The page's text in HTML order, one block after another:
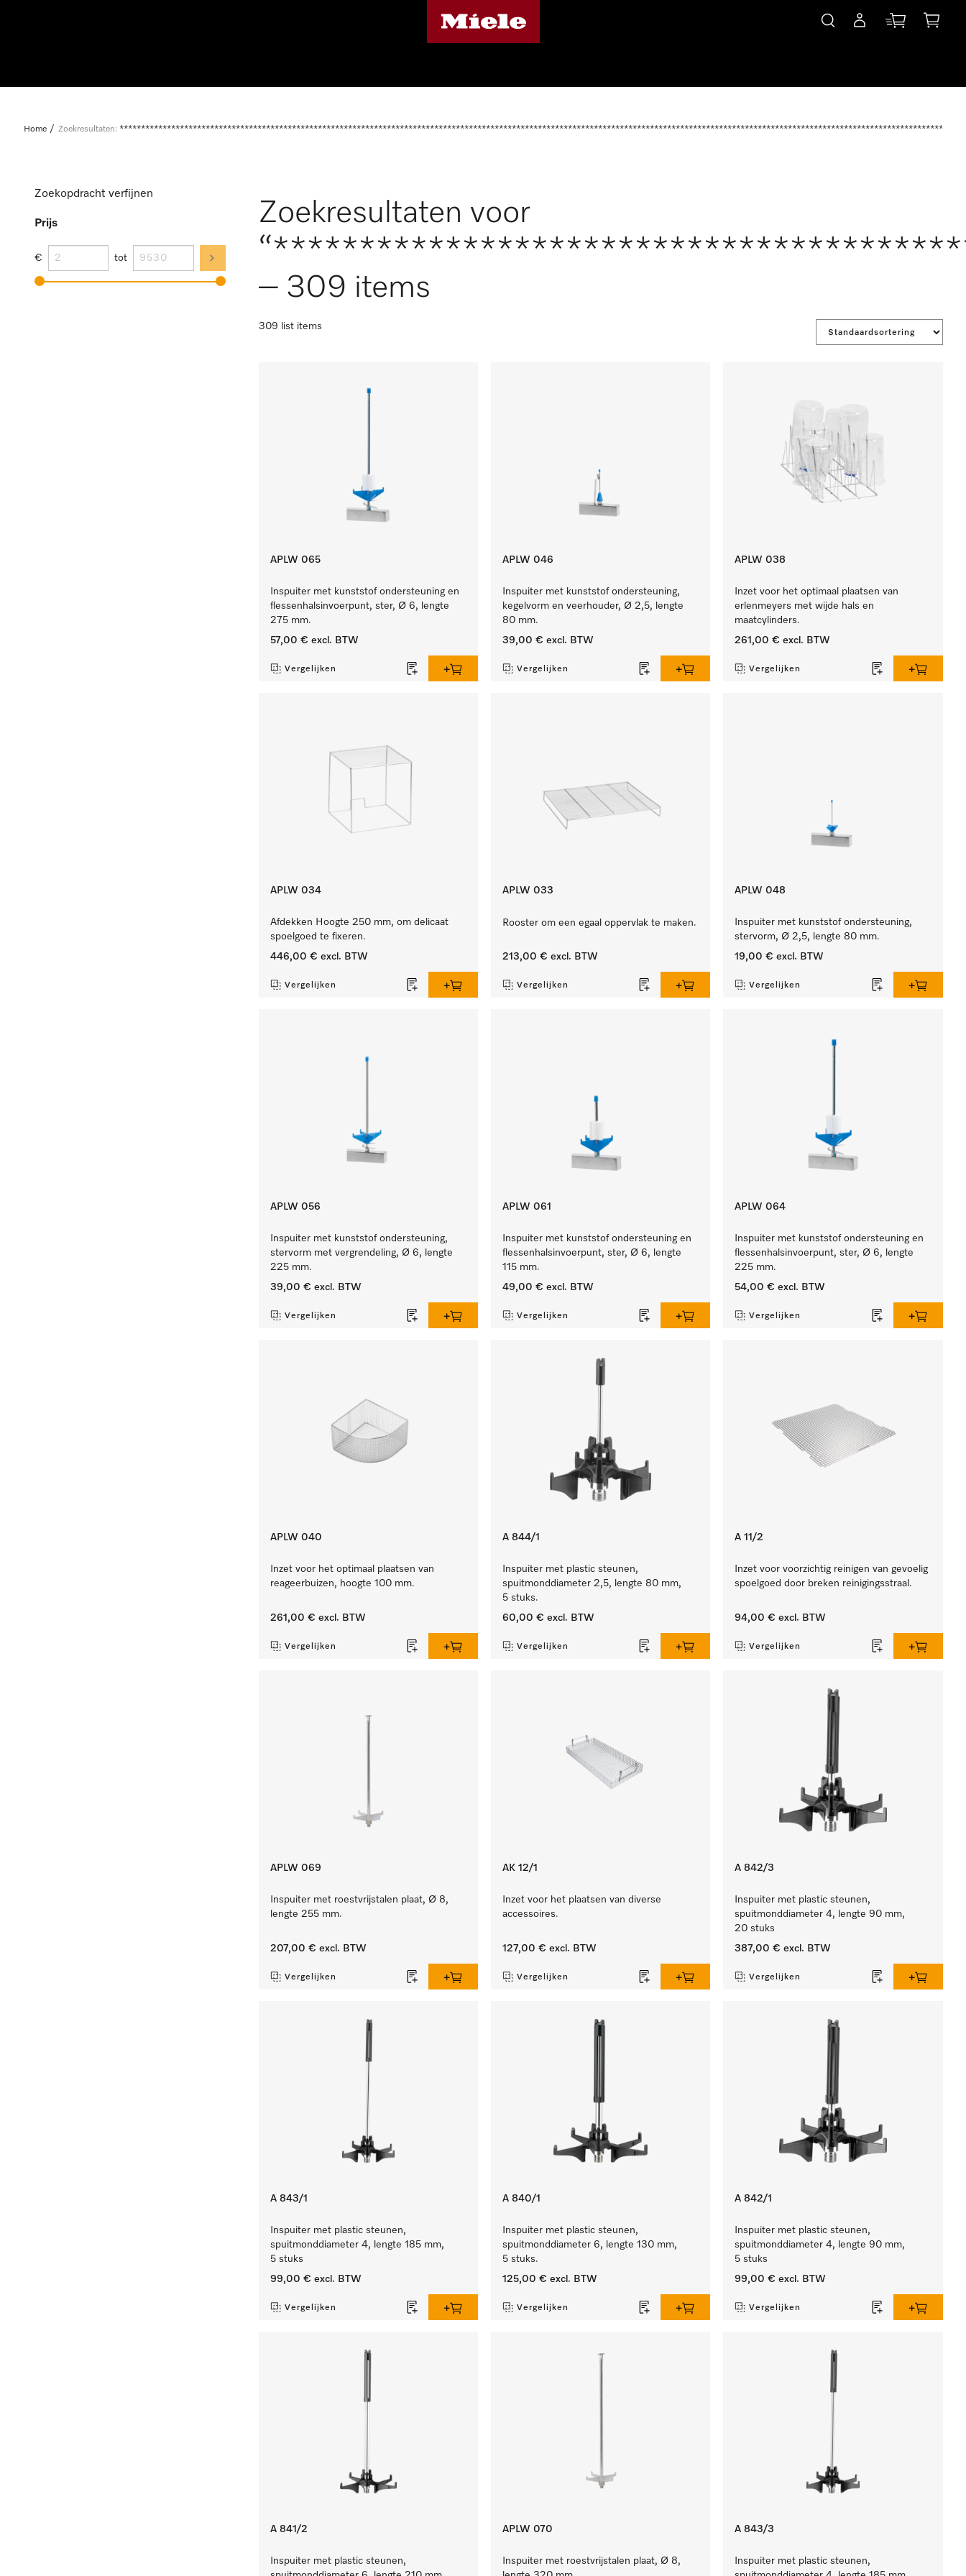
Home Zoekresultaten:
Zoekopdracht verfijnen
Prijs
€ tot
Zoekresultaten voor
– 309 items
309 list items
APLW 065
Inspuiter met kunststof ondersteuning en
flessenhalsinvoerpunt, ster, Ø 6, lengte
275 mm.
57,00 € excl. BTW
Vergelijken
APLW 046
Inspuiter met kunststof ondersteuning,
kegelvorm en veerhouder, Ø 2,5, lengte
80 mm.
39,00 € excl. BTW
Vergelijken
APLW 038
Inzet voor het optimaal plaatsen van
erlenmeyers met wijde hals en
maatcylinders.
261,00 € excl. BTW
Vergelijken
APLW 034
Afdekken Hoogte 250 mm, om delicaat
spoelgoed te fixeren.
446,00 € excl. BTW
Vergelijken
APLW 033
Rooster om een egaal oppervlak te maken.
213,00 € excl. BTW
Vergelijken
APLW 048
Inspuiter met kunststof ondersteuning,
stervorm, Ø 2,5, lengte 80 mm.
19,00 € excl. BTW
Vergelijken
APLW 056
Inspuiter met kunststof ondersteuning,
stervorm met vergrendeling, Ø 6, lengte
225 mm.
39,00 € excl. BTW
Vergelijken
APLW 061
Inspuiter met kunststof ondersteuning en
flessenhalsinvoerpunt, ster, Ø 6, lengte
115 mm.
49,00 € excl. BTW
Vergelijken
APLW 064
Inspuiter met kunststof ondersteuning en
flessenhalsinvoerpunt, ster, Ø 6, lengte
225 mm.
54,00 € excl. BTW
Vergelijken
APLW 040
Inzet voor het optimaal plaatsen van
reageerbuizen, hoogte 100 mm.
261,00 € excl. BTW
Vergelijken
A 844/1
Inspuiter met plastic steunen,
spuitmonddiameter 2,5, lengte 80 mm,
5 stuks.
60,00 € excl. BTW
Vergelijken
A 11/2
Inzet voor voorzichtig reinigen van gevoelig
spoelgoed door breken reinigingsstraal.
94,00 € excl. BTW
Vergelijken
APLW 069
Inspuiter met roestvrijstalen plaat, Ø 8,
lengte 255 mm.
207,00 € excl. BTW
Vergelijken
AK 12/1
Inzet voor het plaatsen van diverse
accessoires.
127,00 € excl. BTW
Vergelijken
A 842/3
Inspuiter met plastic steunen,
spuitmonddiameter 4, lengte 90 mm,
20 stuks
387,00 € excl. BTW
Vergelijken
A 843/1
Inspuiter met plastic steunen,
spuitmonddiameter 4, lengte 185 mm,
5 stuks
99,00 € excl. BTW
Vergelijken
A 840/1
Inspuiter met plastic steunen,
spuitmonddiameter 6, lengte 130 mm,
5 stuks.
125,00 € excl. BTW
Vergelijken
A 842/1
Inspuiter met plastic steunen,
spuitmonddiameter 4, lengte 90 mm,
5 stuks
99,00 € excl. BTW
Vergelijken
A 841/2
Inspuiter met plastic steunen,
APLW 070
Inspuiter met roestvrijstalen plaat, Ø 8,
A 843/3
Inspuiter met plastic steunen,